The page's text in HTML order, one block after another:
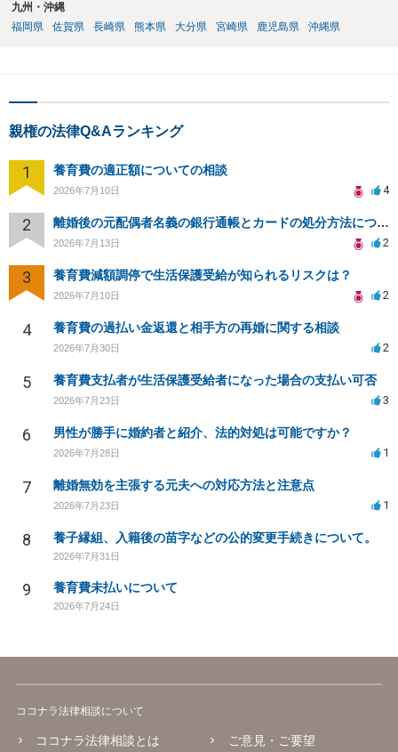
九州・沖縄
福岡県
佐賀県 長崎県 熊本県 大分県 宮崎県 鹿児島県 沖縄県
親権の法律Q&Aランキング
1 養育費の適正額についての相談
2026年7月10日 4
2 離婚後の元配偶者名義の銀行通帳とカードの処分方法について
2026年7月13日 2
3 養育費減額調停で生活保護受給が知られるリスクは？
2026年7月10日 2
4 養育費の過払い金返還と相手方の再婚に関する相談
2026年7月30日 2
5 養育費支払者が生活保護受給者になった場合の支払い可否
2026年7月23日 3
6 男性が勝手に婚約者と紹介、法的対処は可能ですか？
2026年7月28日 1
7 離婚無効を主張する元夫への対応方法と注意点
2026年7月23日 1
8 養子縁組、入籍後の苗字などの公的変更手続きについて。
2026年7月31日
9 養育費未払いについて
2026年7月24日
ココナラ法律相談について
ココナラ法律相談とは ご意見・ご要望